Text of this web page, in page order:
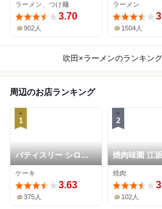
ラーメン、つけ麺
3.70
902人
ラーメン
1504人
吹田×ラーメンのランキン
周辺のお店ランキング
1
パティスリー シロ・
デラブル
ケーキ
3.63
375人
2
焼肉味園 江
焼肉
102人